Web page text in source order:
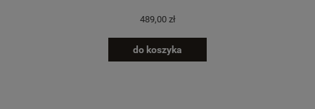
489,00 zł
do koszyka